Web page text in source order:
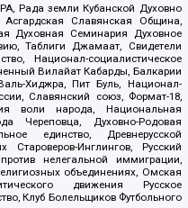
Рада земли Кубанской Духовно
Славянская Община,
Духовная Семинария Духовное
Таблиги Джамаат, Свидетели
Национал-социалистическое
Вилайат Кабарды, Балкарии
Хиджра, Пит Буль, Национал-
Славянский союз, Формат-18,
воли народа, Национальная
Череповца, Духовно-Родовая
единство, Древнерусской
Староверов-Инглингов, Русский
нелегальной иммиграции,
объединениях, Омская
движения Русское
Клуб Болельщиков Футбольного